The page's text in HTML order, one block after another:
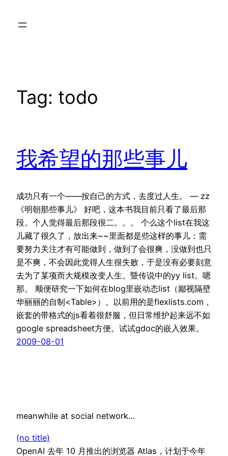
Tag: todo
我希望的那些事儿
成功只有一个——按自己的方式，去度过人生。 — zz
《明朝那些事儿》 好吧，这本书我目前只看了最后那
段。个人觉得最后那段很二。。。 个么这个list在我这
儿藏了很久了，放出来~~里面都是些这样的事儿：需
要努力关注才有可能做到，做到了会很爽，没做到也只
是不爽，不会因此觉得人生很失败，于是没有必要刻意
去为了某项而大规模改变人生。暨传说中的yy list。嗯
那。 顺便研究一下如何在blog里嵌动态list（鄙视隔壁
华丽丽的自制<Table>）。以前用的是flexlists.com，
嵌套的带格式的js看着很舒服，但日常维护起来远不如
google spreadsheet方便。试试gdoc的嵌入效果。
2009-08-01
meanwhile at social network…
(no title)
OpenAI 去年 10 月推出的浏览器 Atlas，计划于今年